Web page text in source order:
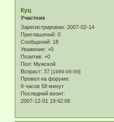
Куц
Участник
Зарегистрирован: 2007-02-14
Приглашений: 0
Сообщений: 18
Уважение: +0
Позитив: +0
Пол: Мужской
Возраст: 37 [1989-06-09]
Провел на форуме:
9 часов 58 минут
Последний визит:
2007-12-01 19:42:06